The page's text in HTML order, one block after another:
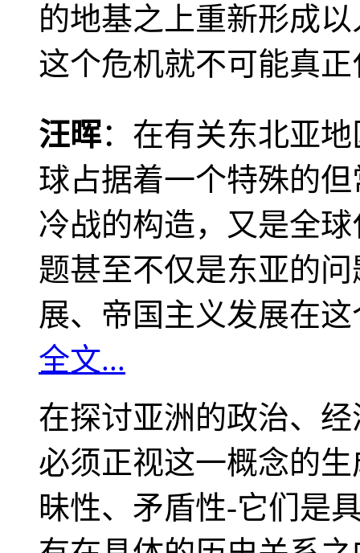
的地基之上重新形成
这个危机就不可能真
汪晖：在有关东北亚
球占据着一个特殊的
冷战的构造，又是全
题甚至不仅是东亚的
展、帝国主义发展在
全文...
在探讨亚洲的政治、
必须正视这一概念的
昧性、矛盾性-它们是